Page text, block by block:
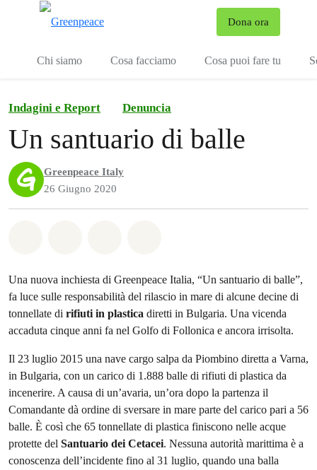
Dona ora
Chi siamo Cosa facciamo Cosa puoi fare tu
Indagini e Report Denuncia
Un santuario di balle
Greenpeace Italy
26 Giugno 2020
Una nuova inchiesta di Greenpeace Italia, “Un santuario di balle”,
fa luce sulle responsabilità del rilascio in mare di alcune decine di
tonnellate di rifiuti in plastica diretti in Bulgaria. Una vicenda
accaduta cinque anni fa nel Golfo di Follonica e ancora irrisolta.
Il 23 luglio 2015 una nave cargo salpa da Piombino diretta a Varna,
in Bulgaria, con un carico di 1.888 balle di rifiuti di plastica da
incenerire. A causa di un’avaria, un’ora dopo la partenza il
Comandante dà ordine di sversare in mare parte del carico pari a 56
balle. È così che 65 tonnellate di plastica finiscono nelle acque
protette del Santuario dei Cetacei. Nessuna autorità marittima è a
conoscenza dell’incidente fino al 31 luglio, quando una balla